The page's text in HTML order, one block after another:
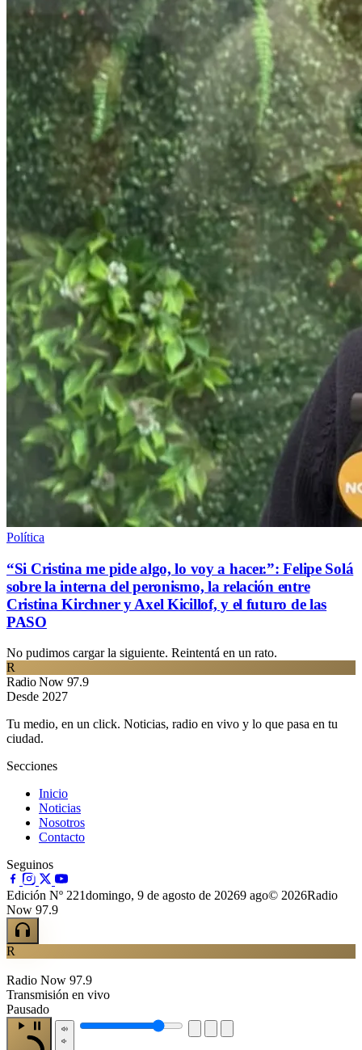
Política
“Si Cristina me pide algo, lo voy a hacer.”: Felipe Solá
sobre la interna del peronismo, la relación entre
Cristina Kirchner y Axel Kicillof, y el futuro de las
PASO
No pudimos cargar la siguiente. Reintentá en un rato.
R
Radio Now 97.9
Desde 2027
Tu medio, en un click. Noticias, radio en vivo y lo que pasa en tu
ciudad.
Secciones
Inicio
Noticias
Nosotros
Contacto
Seguinos
Edición Nº 221domingo, 9 de agosto de 20269 ago© 2026Radio
Now 97.9
R
Radio Now 97.9
Transmisión en vivo
Pausado